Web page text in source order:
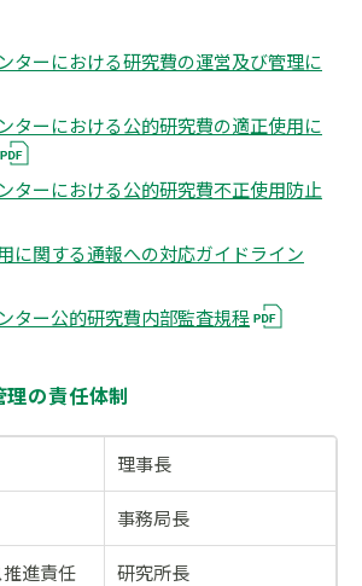
ターにおける研究費の運営及び管理に
ターにおける公的研究費の適正使用に
ターにおける公的研究費不正使用防止
に関する通報への対応ガイドライン
ター公的研究費内部監査規程
の責任体制
理事長
事務局長
進責任
研究所長